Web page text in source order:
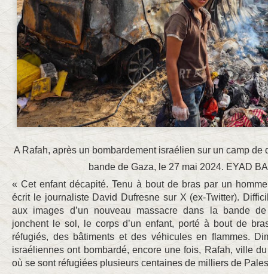
A Rafah, après un bombardement israélien sur un camp de
bande de Gaza, le 27 mai 2024. EYAD
« Cet enfant décapité. Tenu à bout de bras par un
écrit le journaliste David Dufresne sur X (ex-Twitter).
aux images d’un nouveau massacre dans la bande
jonchent le sol, le corps d’un enfant, porté à bout de
réfugiés, des bâtiments et des véhicules en flammes.
israéliennes ont bombardé, encore une fois, Rafah, ville
où se sont réfugiées plusieurs centaines de milliers de